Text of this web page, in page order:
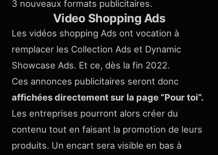
3 nouveaux formats publicitaires.
Video Shopping Ads
Les vidéos shopping Ads ont vocation à
remplacer les Collection Ads et Dynamic
Showcase Ads. Et ce, dès la fin 2022.
Ces annonces publicitaires seront donc
affichées directement sur la page “Pour toi”.
Les entreprises pourront alors créer du
contenu tout en faisant la promotion de leurs
produits. Un encart sera visible en bas à